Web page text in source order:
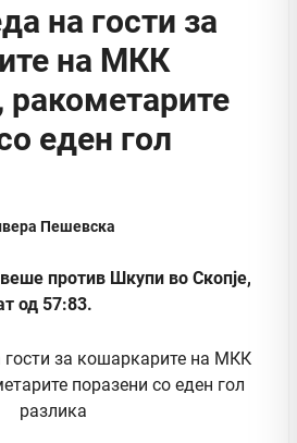
на гости за
на МКК
ракометарите
еден гол
Пешевска
против Шкупи во Скопје,
од 57:83.